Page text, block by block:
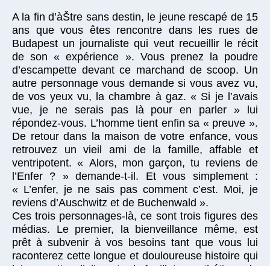
A la fin d’àŠtre sans destin, le jeune rescapé de 15
ans que vous êtes rencontre dans les rues de
Budapest un journaliste qui veut recueillir le récit
de son « expérience ». Vous prenez la poudre
d’escampette devant ce marchand de scoop. Un
autre personnage vous demande si vous avez vu,
de vos yeux vu, la chambre à gaz. « Si je l’avais
vue, je ne serais pas là pour en parler » lui
répondez-vous. L’homme tient enfin sa « preuve ».
De retour dans la maison de votre enfance, vous
retrouvez un vieil ami de la famille, affable et
ventripotent. « Alors, mon garçon, tu reviens de
l’Enfer ? » demande-t-il. Et vous simplement :
« L’enfer, je ne sais pas comment c’est. Moi, je
reviens d’Auschwitz et de Buchenwald ».
Ces trois personnages-là, ce sont trois figures des
médias. Le premier, la bienveillance même, est
prêt à subvenir à vos besoins tant que vous lui
raconterez cette longue et douloureuse histoire qui